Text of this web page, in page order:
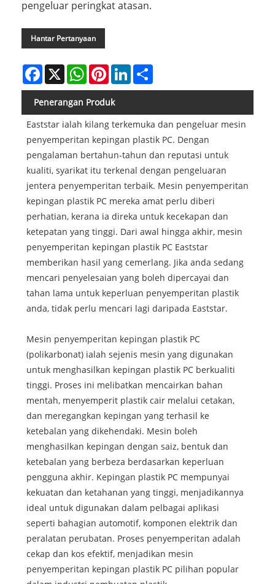
pengeluar peringkat atasan.
Hantar Pertanyaan
Facebook
X WhatsAppPinterestLinkedIn
Penerangan Produk
Eaststar ialah kilang terkemuka dan pengeluar mesin
penyemperitan kepingan plastik PC. Dengan
pengalaman bertahun-tahun dan reputasi untuk
kualiti, syarikat itu terkenal dengan pengeluaran
jentera penyemperitan terbaik. Mesin penyemperitan
kepingan plastik PC mereka amat perlu diberi
perhatian, kerana ia direka untuk kecekapan dan
ketepatan yang tinggi. Dari awal hingga akhir, mesin
penyemperitan kepingan plastik PC Eaststar
memberikan hasil yang cemerlang. Jika anda sedang
mencari penyelesaian yang boleh dipercayai dan
tahan lama untuk keperluan penyemperitan plastik
anda, tidak perlu mencari lagi daripada Eaststar.
Mesin penyemperitan kepingan plastik PC
(polikarbonat) ialah sejenis mesin yang digunakan
untuk menghasilkan kepingan plastik PC berkualiti
tinggi. Proses ini melibatkan mencairkan bahan
mentah, menyemperit plastik cair melalui cetakan,
dan meregangkan kepingan yang terhasil ke
ketebalan yang dikehendaki. Mesin boleh
menghasilkan kepingan dengan saiz, bentuk dan
ketebalan yang berbeza berdasarkan keperluan
pengguna akhir. Kepingan plastik PC mempunyai
kekuatan dan ketahanan yang tinggi, menjadikannya
ideal untuk digunakan dalam pelbagai aplikasi
seperti bahagian automotif, komponen elektrik dan
peralatan perubatan. Proses penyemperitan adalah
cekap dan kos efektif, menjadikan mesin
penyemperitan kepingan plastik PC pilihan popular